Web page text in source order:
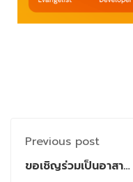
Previous post
ขอเชิญร่วมเป็นอาสา